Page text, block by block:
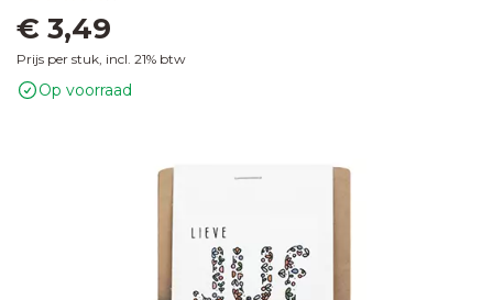
€ 3,49
Prijs per stuk, incl. 21% btw
Op voorraad